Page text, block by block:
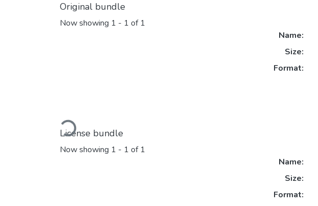
Original bundle
Now showing 1 - 1 of 1
Loading...
Name:
Size:
Format:
License bundle
Now showing 1 - 1 of 1
Name:
Size:
Format: